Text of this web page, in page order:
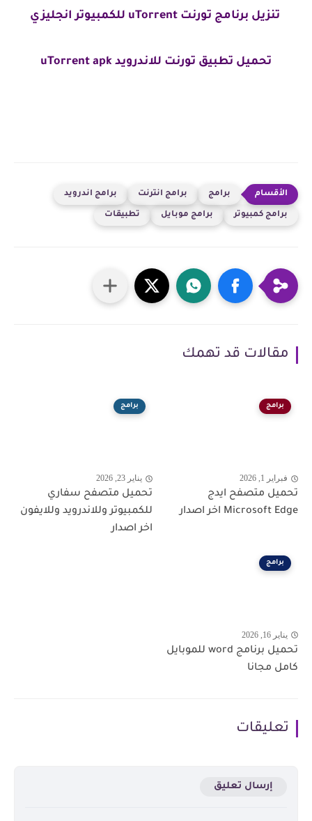
تنزيل برنامج تورنت uTorrent للكمبيوتر انجليزي
تحميل تطبيق تورنت للاندرويد uTorrent apk
برامج برامج انترنت برامج اندرويد
برامج كمبيوتر برامج موبايل تطبيقات
مقالات قد تهمك
برامج
فبراير 1, 2026
تحميل متصفح ايدج
Microsoft Edge اخر اصدار
برامج
يناير 23, 2026
تحميل متصفح سفاري
للكمبيوتر وللاندرويد وللايفون
اخر اصدار
برامج
يناير 16, 2026
تحميل برنامج word للموبايل
كامل مجانا
تعليقات
إرسال تعليق